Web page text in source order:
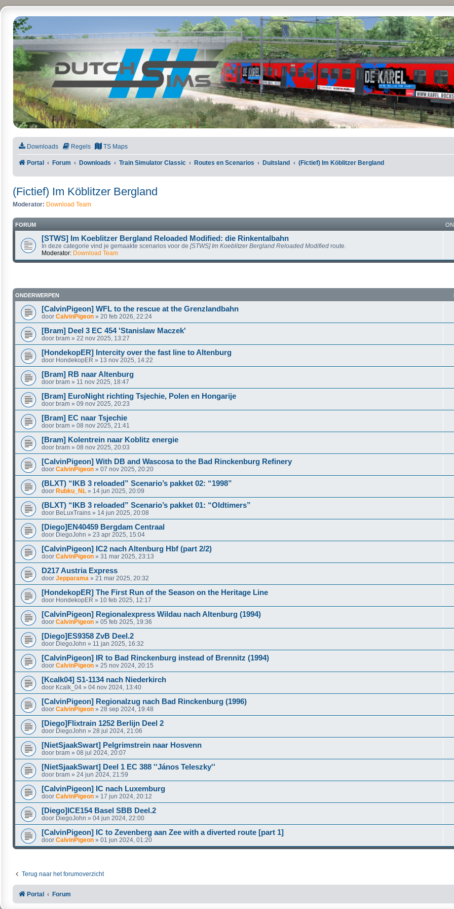
DutchSims
Downloads Regels TS Maps
Portal Forum Downloads Train Simulator Classic Routes en Scenarios Duitsland (Fictief) Im Köblitzer Bergland
(Fictief) Im Köblitzer Bergland
Moderator: Download Team
FORUM
[STWS] Im Koeblitzer Bergland Reloaded Modified: die Rinkentalbahn
In deze categorie vind je gemaakte scenarios voor de [STWS] Im Koeblitzer Bergland Reloaded Modified route.
Moderator: Download Team
ONDERWERPEN
[CalvinPigeon] WFL to the rescue at the Grenzlandbahn
door CalvinPigeon » 20 feb 2026, 22:24
[Bram] Deel 3 EC 454 'Stanislaw Maczek'
door bram » 22 nov 2025, 13:27
[HondekopER] Intercity over the fast line to Altenburg
door HondekopER » 13 nov 2025, 14:22
[Bram] RB naar Altenburg
door bram » 11 nov 2025, 18:47
[Bram] EuroNight richting Tsjechie, Polen en Hongarije
door bram » 09 nov 2025, 20:23
[Bram] EC naar Tsjechie
door bram » 08 nov 2025, 21:41
[Bram] Kolentrein naar Koblitz energie
door bram » 08 nov 2025, 20:03
[CalvinPigeon] With DB and Wascosa to the Bad Rinckenburg Refinery
door CalvinPigeon » 07 nov 2025, 20:20
(BLXT) “IKB 3 reloaded” Scenario’s pakket 02: “1998”
door Rubku_NL » 14 jun 2025, 20:09
(BLXT) “IKB 3 reloaded” Scenario’s pakket 01: “Oldtimers”
door BeLuxTrains » 14 jun 2025, 20:08
[Diego]EN40459 Bergdam Centraal
door DiegoJohn » 23 apr 2025, 15:04
[CalvinPigeon] IC2 nach Altenburg Hbf (part 2/2)
door CalvinPigeon » 31 mar 2025, 23:13
D217 Austria Express
door Jepparama » 21 mar 2025, 20:32
[HondekopER] The First Run of the Season on the Heritage Line
door HondekopER » 10 feb 2025, 12:17
[CalvinPigeon] Regionalexpress Wildau nach Altenburg (1994)
door CalvinPigeon » 05 feb 2025, 19:36
[Diego]ES9358 ZvB Deel.2
door DiegoJohn » 11 jan 2025, 16:32
[CalvinPigeon] IR to Bad Rinckenburg instead of Brennitz (1994)
door CalvinPigeon » 25 nov 2024, 20:15
[Kcalk04] S1-1134 nach Niederkirch
door Kcalk_04 » 04 nov 2024, 13:40
[CalvinPigeon] Regionalzug nach Bad Rinckenburg (1996)
door CalvinPigeon » 28 sep 2024, 19:48
[Diego]Flixtrain 1252 Berlijn Deel 2
door DiegoJohn » 28 jul 2024, 21:06
[NietSjaakSwart] Pelgrimstrein naar Hosvenn
door bram » 08 jul 2024, 20:07
[NietSjaakSwart] Deel 1 EC 388 ''János Teleszky''
door bram » 24 jun 2024, 21:59
[CalvinPigeon] IC nach Luxemburg
door CalvinPigeon » 17 jun 2024, 20:12
[Diego]ICE154 Basel SBB Deel.2
door DiegoJohn » 04 jun 2024, 22:00
[CalvinPigeon] IC to Zevenberg aan Zee with a diverted route [part 1]
door CalvinPigeon » 01 jun 2024, 01:20
Terug naar het forumoverzicht
Portal Forum